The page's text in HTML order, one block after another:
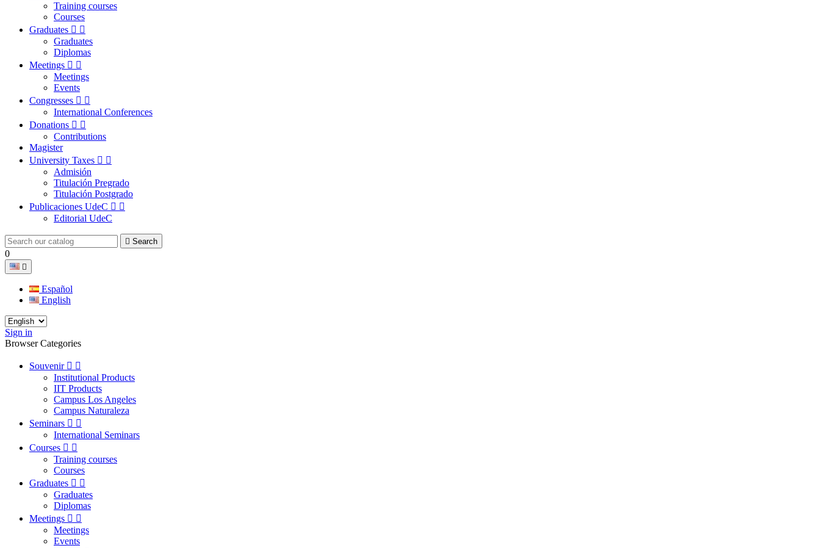
Training courses
Courses
Graduates  
Graduates
Diplomas
Meetings  
Meetings
Events
Congresses  
International Conferences
Donations  
Contributions
Magister
University Taxes  
Admisión
Titulación Pregrado
Titulación Postgrado
Publicaciones UdeC  
Editorial UdeC
 Search
0

Español
English
Sign in
Browser Categories
Souvenir  
Institutional Products
IIT Products
Campus Los Angeles
Campus Naturaleza
Seminars  
International Seminars
Courses  
Training courses
Courses
Graduates  
Graduates
Diplomas
Meetings  
Meetings
Events